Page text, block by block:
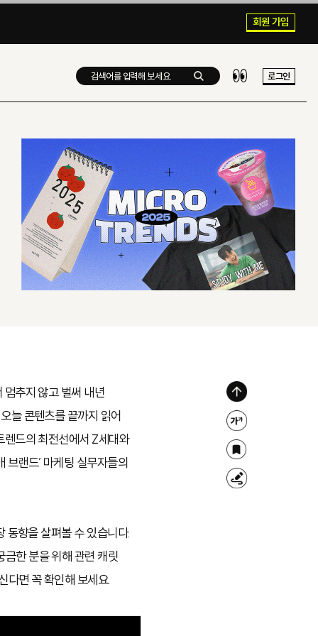
회원 가입
로그인
추지 않고 벌써 내년
늘 콘텐츠를 끝까지 읽어
드의 최전선에서 Z세대와
랜드’ 마케팅 실무자들의
동향을 살펴볼 수 있습니다.
한 분을 위해 관련 캐릿
다면 꼭 확인해 보세요.
위
로
가
기
글
자
크
기
북
마
형